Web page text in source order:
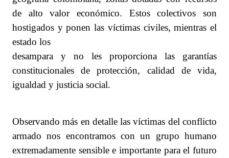
de alto valor económico. Estos colectivos son
hostigados y ponen las víctimas civiles, mientras el
estado los
desampara y no les proporciona las garantías
constitucionales de protección, calidad de vida,
igualdad y justicia social.
Observando más en detalle las víctimas del conflicto
armado nos encontramos con un grupo humano
extremadamente sensible e importante para el futuro